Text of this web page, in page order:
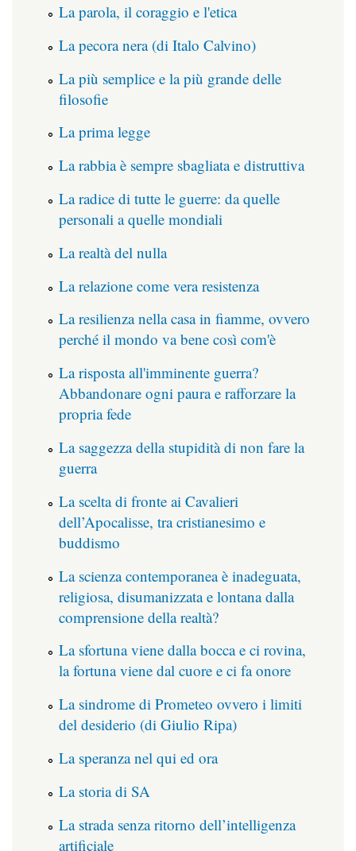
La parola, il coraggio e l'etica
La pecora nera (di Italo Calvino)
La più semplice e la più grande delle
filosofie
La prima legge
La rabbia è sempre sbagliata e distruttiva
La radice di tutte le guerre: da quelle
personali a quelle mondiali
La realtà del nulla
La relazione come vera resistenza
La resilienza nella casa in fiamme, ovvero
perché il mondo va bene così com'è
La risposta all'imminente guerra?
Abbandonare ogni paura e rafforzare la
propria fede
La saggezza della stupidità di non fare la
guerra
La scelta di fronte ai Cavalieri
dell’Apocalisse, tra cristianesimo e
buddismo
La scienza contemporanea è inadeguata,
religiosa, disumanizzata e lontana dalla
comprensione della realtà?
La sfortuna viene dalla bocca e ci rovina,
la fortuna viene dal cuore e ci fa onore
La sindrome di Prometeo ovvero i limiti
del desiderio (di Giulio Ripa)
La speranza nel qui ed ora
La storia di SA
La strada senza ritorno dell’intelligenza
artificiale